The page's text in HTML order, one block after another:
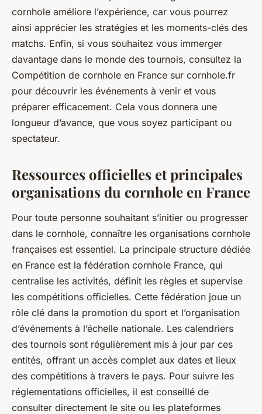
cornhole améliore l’expérience, car vous pourrez
ainsi apprécier les stratégies et les moments-clés des
matchs. Enfin, si vous souhaitez vous immerger
davantage dans le monde des tournois, consultez la
Compétition de cornhole en France sur cornhole.fr
pour découvrir les événements à venir et vous
préparer efficacement. Cela vous donnera une
longueur d’avance, que vous soyez participant ou
spectateur.
Ressources officielles et principales
organisations du cornhole en France
Pour toute personne souhaitant s’initier ou progresser
dans le cornhole, connaître les organisations cornhole
françaises est essentiel. La principale structure dédiée
en France est la fédération cornhole France, qui
centralise les activités, définit les règles et supervise
les compétitions officielles. Cette fédération joue un
rôle clé dans la promotion du sport et l’organisation
d’événements à l’échelle nationale. Les calendriers
des tournois sont régulièrement mis à jour par ces
entités, offrant un accès complet aux dates et lieux
des compétitions à travers le pays. Pour suivre les
réglementations officielles, il est conseillé de
consulter directement le site ou les plateformes